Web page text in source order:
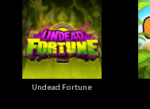
Undead Fortune